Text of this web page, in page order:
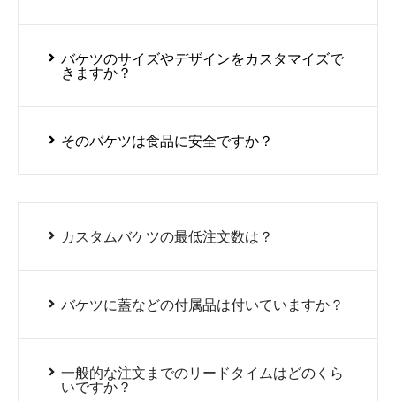
バケツのサイズやデザインをカスタマイズで
きますか？
そのバケツは食品に安全ですか？
カスタムバケツの最低注文数は？
バケツに蓋などの付属品は付いていますか？
一般的な注文までのリードタイムはどのくら
いですか？